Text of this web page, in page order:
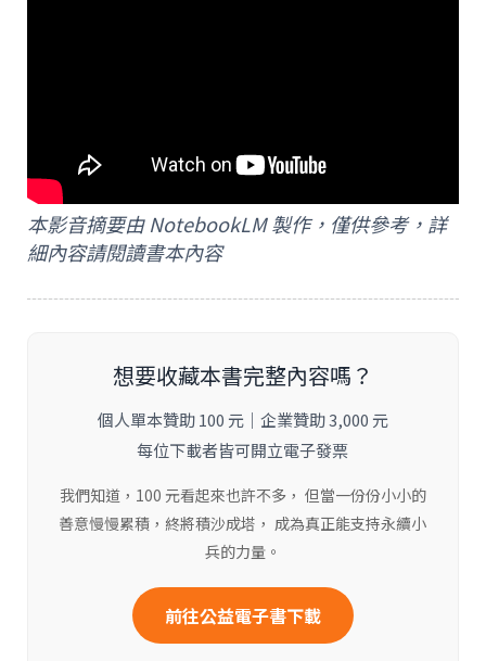
本影音摘要由 NotebookLM 製作，僅供參考，詳
細內容請閱讀書本內容
想要收藏本書完整內容嗎？
個人單本贊助 100 元｜企業贊助 3,000 元
每位下載者皆可開立電子發票
我們知道，100 元看起來也許不多， 但當一份份小小的
善意慢慢累積，終將積沙成塔， 成為真正能支持永續小
兵的力量。
前往公益電子書下載